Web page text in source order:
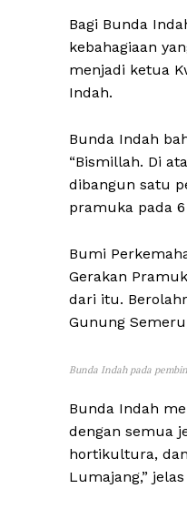
Bagi Bunda
kebahagiaan
menjadi ketua
Indah.
Bunda Indah
“Bismillah. Di
dibangun satu
pramuka pada
Bumi
Gerakan
dari itu.
Gunung
Bunda Indah pada
Bunda Indah
dengan semua
hortikultura,
Lumajang,”